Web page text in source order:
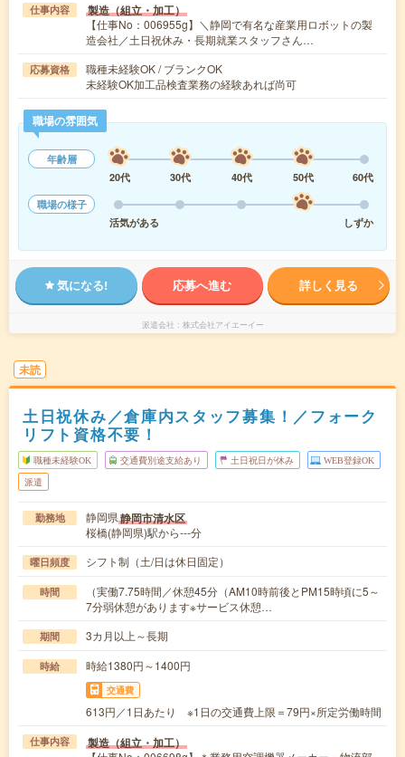
仕事内容 製造（組立・加工）
【仕事No：006955g】＼静岡で有名な産業用ロボットの製
造会社／土日祝休み・長期就業スタッフさん…
応募資格
職種未経験OK / ブランクOK
未経験OK加工品検査業務の経験あれば尚可
職場の雰囲気
年齢層
20代
30代 40代 50代
60代
職場の様子
活気がある
しずか
気になる! 応募へ進む 詳しく見る
派遣会社 株式会社アイエーイー
未読
土日祝休み／倉庫内スタッフ募集！／フォーク
リフト資格不要！
職種未経験OK 交通費別途支給あり 土日祝日が休み WEB登録OK
派遣
勤務地 静岡県静岡市清水区
桜橋(静岡県)駅から---分
曜日頻度 シフト制（土/日は休日固定）
時間
（実働7.75時間／休憩45分（AM10時前後とPM15時頃に5～
7分弱休憩があります※サービス休憩…
期間 3カ月以上～長期
時給 時給1380円～1400円
交通費
613円／1日あたり ※1日の交通費上限＝79円×所定労働時間
仕事内容 製造（組立・加工）